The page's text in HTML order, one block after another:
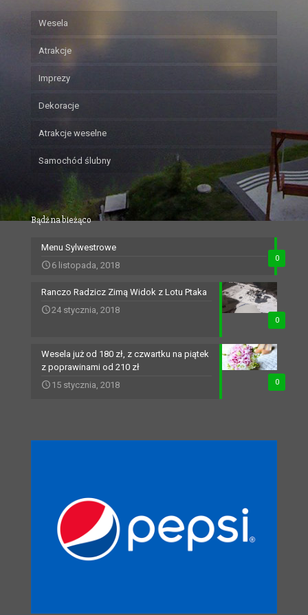
Wesela
Atrakcje
Imprezy
Dekoracje
Atrakcje weselne
Samochód ślubny
Bądź na bieżąco
0
Menu Sylwestrowe
6 listopada, 2018
0
Ranczo Radzicz Zimą Widok z Lotu Ptaka
24 stycznia, 2018
0
Wesela już od 180 zł, z czwartku na piątek
z poprawinami od 210 zł
15 stycznia, 2018